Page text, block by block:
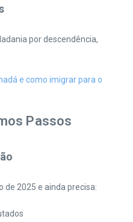
por descendência,
e como imigrar para o
Passos
de 2025 e ainda precisa: